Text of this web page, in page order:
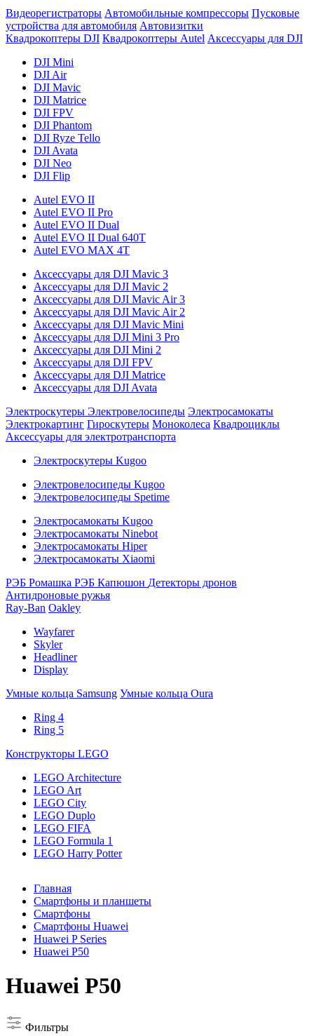
Видеорегистраторы Автомобильные компрессоры Пусковые
устройства для автомобиля Автовизитки
Квадрокоптеры DJI Квадрокоптеры Autel Аксессуары для DJI
DJI Mini
DJI Air
DJI Mavic
DJI Matrice
DJI FPV
DJI Phantom
DJI Ryze Tello
DJI Avata
DJI Neo
DJI Flip
Autel EVO II
Autel EVO II Pro
Autel EVO II Dual
Autel EVO II Dual 640T
Autel EVO MAX 4T
Аксессуары для DJI Mavic 3
Аксессуары для DJI Mavic 2
Аксессуары для DJI Mavic Air 3
Аксессуары для DJI Mavic Air 2
Аксессуары для DJI Mavic Mini
Аксессуары для DJI Mini 3 Pro
Аксессуары для DJI Mini 2
Аксессуары для DJI FPV
Аксессуары для DJI Matrice
Аксессуары для DJI Avata
Электроскутеры Электровелосипеды Электросамокаты
Электрокартинг Гироскутеры Моноколеса Квадроциклы
Аксессуары для электротранспорта
Электроскутеры Kugoo
Электровелосипеды Kugoo
Электровелосипеды Spetime
Электросамокаты Kugoo
Электросамокаты Ninebot
Электросамокаты Hiper
Электросамокаты Xiaomi
РЭБ Ромашка РЭБ Капюшон Детекторы дронов
Антидроновые ружья
Ray-Ban Oakley
Wayfarer
Skyler
Headliner
Display
Умные кольца Samsung Умные кольца Oura
Ring 4
Ring 5
Конструкторы LEGO
LEGO Architecture
LEGO Art
LEGO City
LEGO Duplo
LEGO FIFA
LEGO Formula 1
LEGO Harry Potter
Главная
Смартфоны и планшеты
Смартфоны
Смартфоны Huawei
Huawei P Series
Huawei P50
Huawei P50
Фильтры